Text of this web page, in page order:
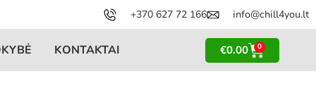
+370 627 72 166 info@chill4you.lt
KONTAKTAI €0.00 0